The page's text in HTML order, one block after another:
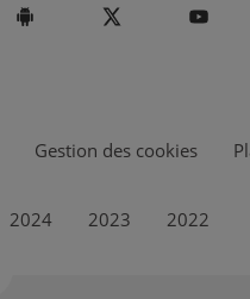
Gestion des cookies
2024 2023 2022